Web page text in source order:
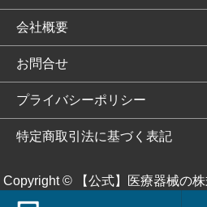
会社概要
お問合せ
プライバシーポリシー
特定商取引法に基づく表記
Copyright ©
【公式】医療器械の
EMS「JOYトレ」 電磁パルス「